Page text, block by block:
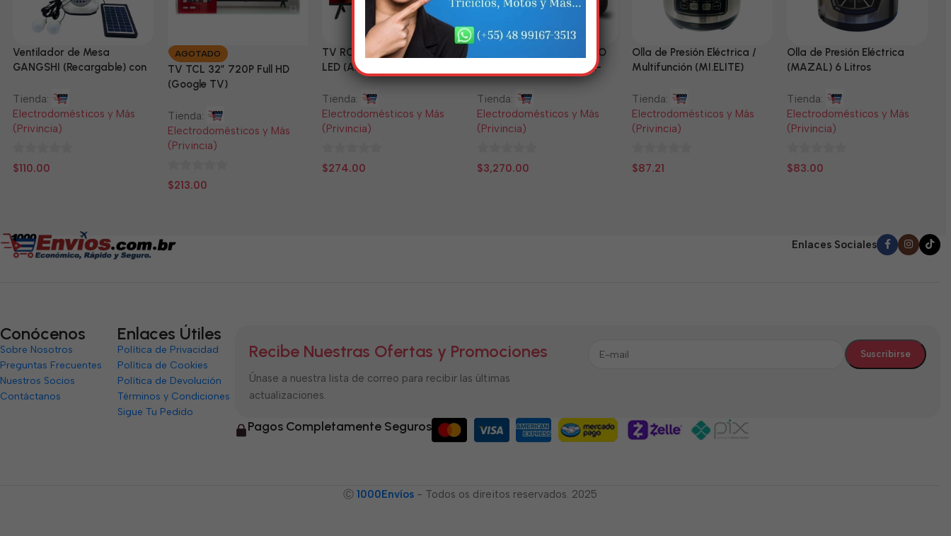
Ventilador de Mesa
GANGSHI (Recargable) con
Tienda:
Electrodomésticos y Más
(Privincia)
0
$110.00
AGOTADO
TV TCL 32” 720P Full HD
(Google TV)
Tienda:
Electrodomésticos y Más
(Privincia)
0
$213.00
TV RCA 43” 1080P Full HD
LED (Android Smart TV)
Tienda:
Electrodomésticos y Más
(Privincia)
0
$274.00
Triciclo Eléctrico (MODELO
ZJ150-R) 60V/45~52AH-
1200W
Tienda:
Electrodomésticos y Más
(Privincia)
0
$3,270.00
Olla de Presión Eléctrica /
Multifunción (MI.ELITE)
Tienda:
Electrodomésticos y Más
(Privincia)
0
$87.21
Olla de Presión Eléctrica
(MAZAL) 6 Litros
Tienda:
Electrodomésticos y Más
(Privincia)
0
$83.00
Enlaces Sociales
Conócenos
Sobre Nosotros
Preguntas Frecuentes
Nuestros Socios
Contáctanos
Enlaces Útiles
Política de Privacidad
Política de Cookies
Política de Devolución
Términos y Condiciones
Sigue Tu Pedido
Recibe Nuestras Ofertas y Promociones
Únase a nuestra lista de correo para recibir las últimas
actualizaciones.
Pagos Completamente Seguros
Ⓒ 1000Envíos - Todos os direitos reservados. 2025